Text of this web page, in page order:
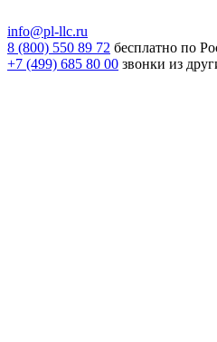
info@pl-llc.ru
8 (800) 550 89 72 бесплатно по
+7 (499) 685 80 00 звонки из